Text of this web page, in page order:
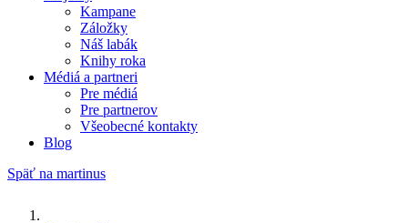
Kampane
Záložky
Náš labák
Knihy roka
Médiá a partneri
Pre médiá
Pre partnerov
Všeobecné kontakty
Blog
Späť na martinus